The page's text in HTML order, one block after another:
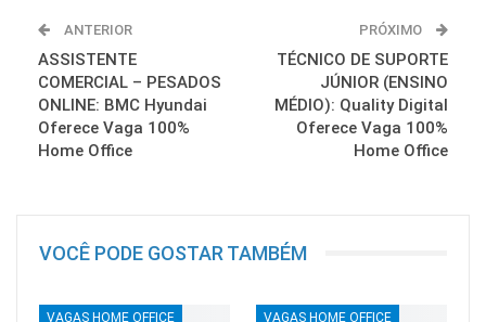
ANTERIOR
ASSISTENTE
COMERCIAL – PESADOS
ONLINE: BMC Hyundai
Oferece Vaga 100%
Home Office
PRÓXIMO
TÉCNICO DE SUPORTE
JÚNIOR (ENSINO
MÉDIO): Quality Digital
Oferece Vaga 100%
Home Office
VOCÊ PODE GOSTAR TAMBÉM
VAGAS HOME OFFICE VAGAS HOME OFFICE